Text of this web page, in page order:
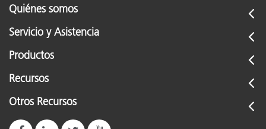
Quiénes somos
Servicio y Asistencia
Productos
Recursos
Otros Recursos